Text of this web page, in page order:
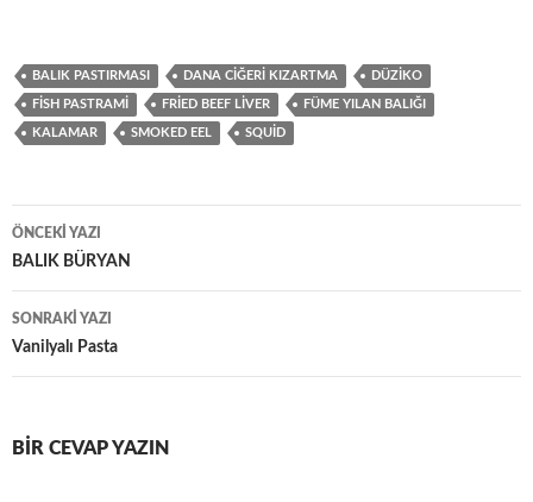
BALIK PASTIRMASI DANA CIĞERI KIZARTMA DÜZIKO
FISH PASTRAMI FRIED BEEF LIVER FÜME YILAN BALIĞI
KALAMAR SMOKED EEL SQUID
Yazı
dolaşımı
ÖNCEKI YAZI
BALIK BÜRYAN
SONRAKI YAZI
Vanilyalı Pasta
BIR CEVAP YAZIN